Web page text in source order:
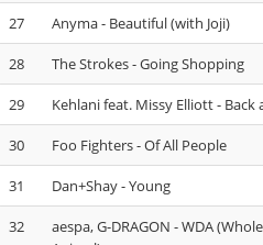
27 Anyma - Beautiful (with Joji)
28 The Strokes - Going Shopping
29 Kehlani feat. Missy Elliott - Back
30 Foo Fighters - Of All People
31 Dan+Shay - Young
32
aespa, G-DRAGON - WDA